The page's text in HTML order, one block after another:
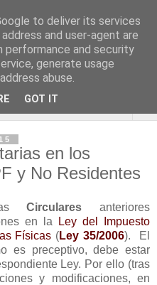
y
en los
y No Residentes
Circulares anteriores
en la
Ley del Impuesto
Físicas (Ley 35/2006). El
es preceptivo, debe estar
Ley. Por ello (tras
y modificaciones, en
to deliver its services
and user-agent are
performance and security
generate usage
abuse.
GOT IT